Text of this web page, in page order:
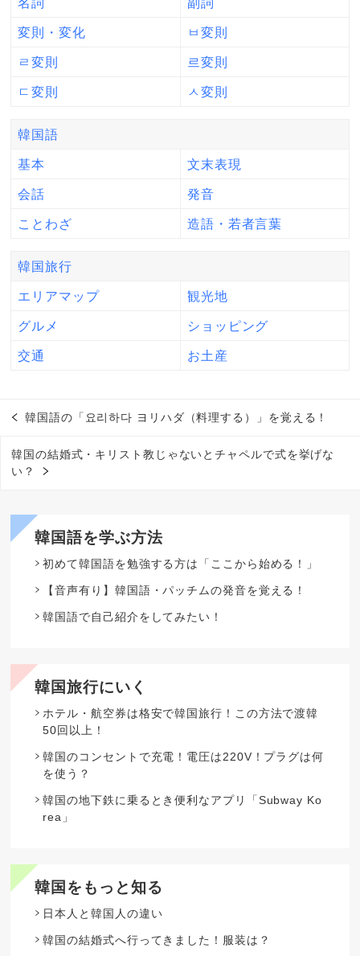
変則・変化 ㅂ変則
ㄹ変則 르変則
ㄷ変則 ㅅ変則
韓国語
基本 文末表現
会話 発音
ことわざ 造語・若者言葉
韓国旅行
エリアマップ 観光地
グルメ ショッピング
交通 お土産
韓国語の「요리하다 ヨリハダ（料理する）」を覚える！
韓国の結婚式・キリスト教じゃないとチャペルで式を挙げな
い？
韓国語を学ぶ方法
初めて韓国語を勉強する方は「ここから始める！」
【音声有り】韓国語・パッチムの発音を覚える！
韓国語で自己紹介をしてみたい！
韓国旅行にいく
ホテル・航空券は格安で韓国旅行！この方法で渡韓
50回以上！
韓国のコンセントで充電！電圧は220V！プラグは何
を使う？
韓国の地下鉄に乗るとき便利なアプリ「Subway Ko
rea」
韓国をもっと知る
日本人と韓国人の違い
韓国の結婚式へ行ってきました！服装は？